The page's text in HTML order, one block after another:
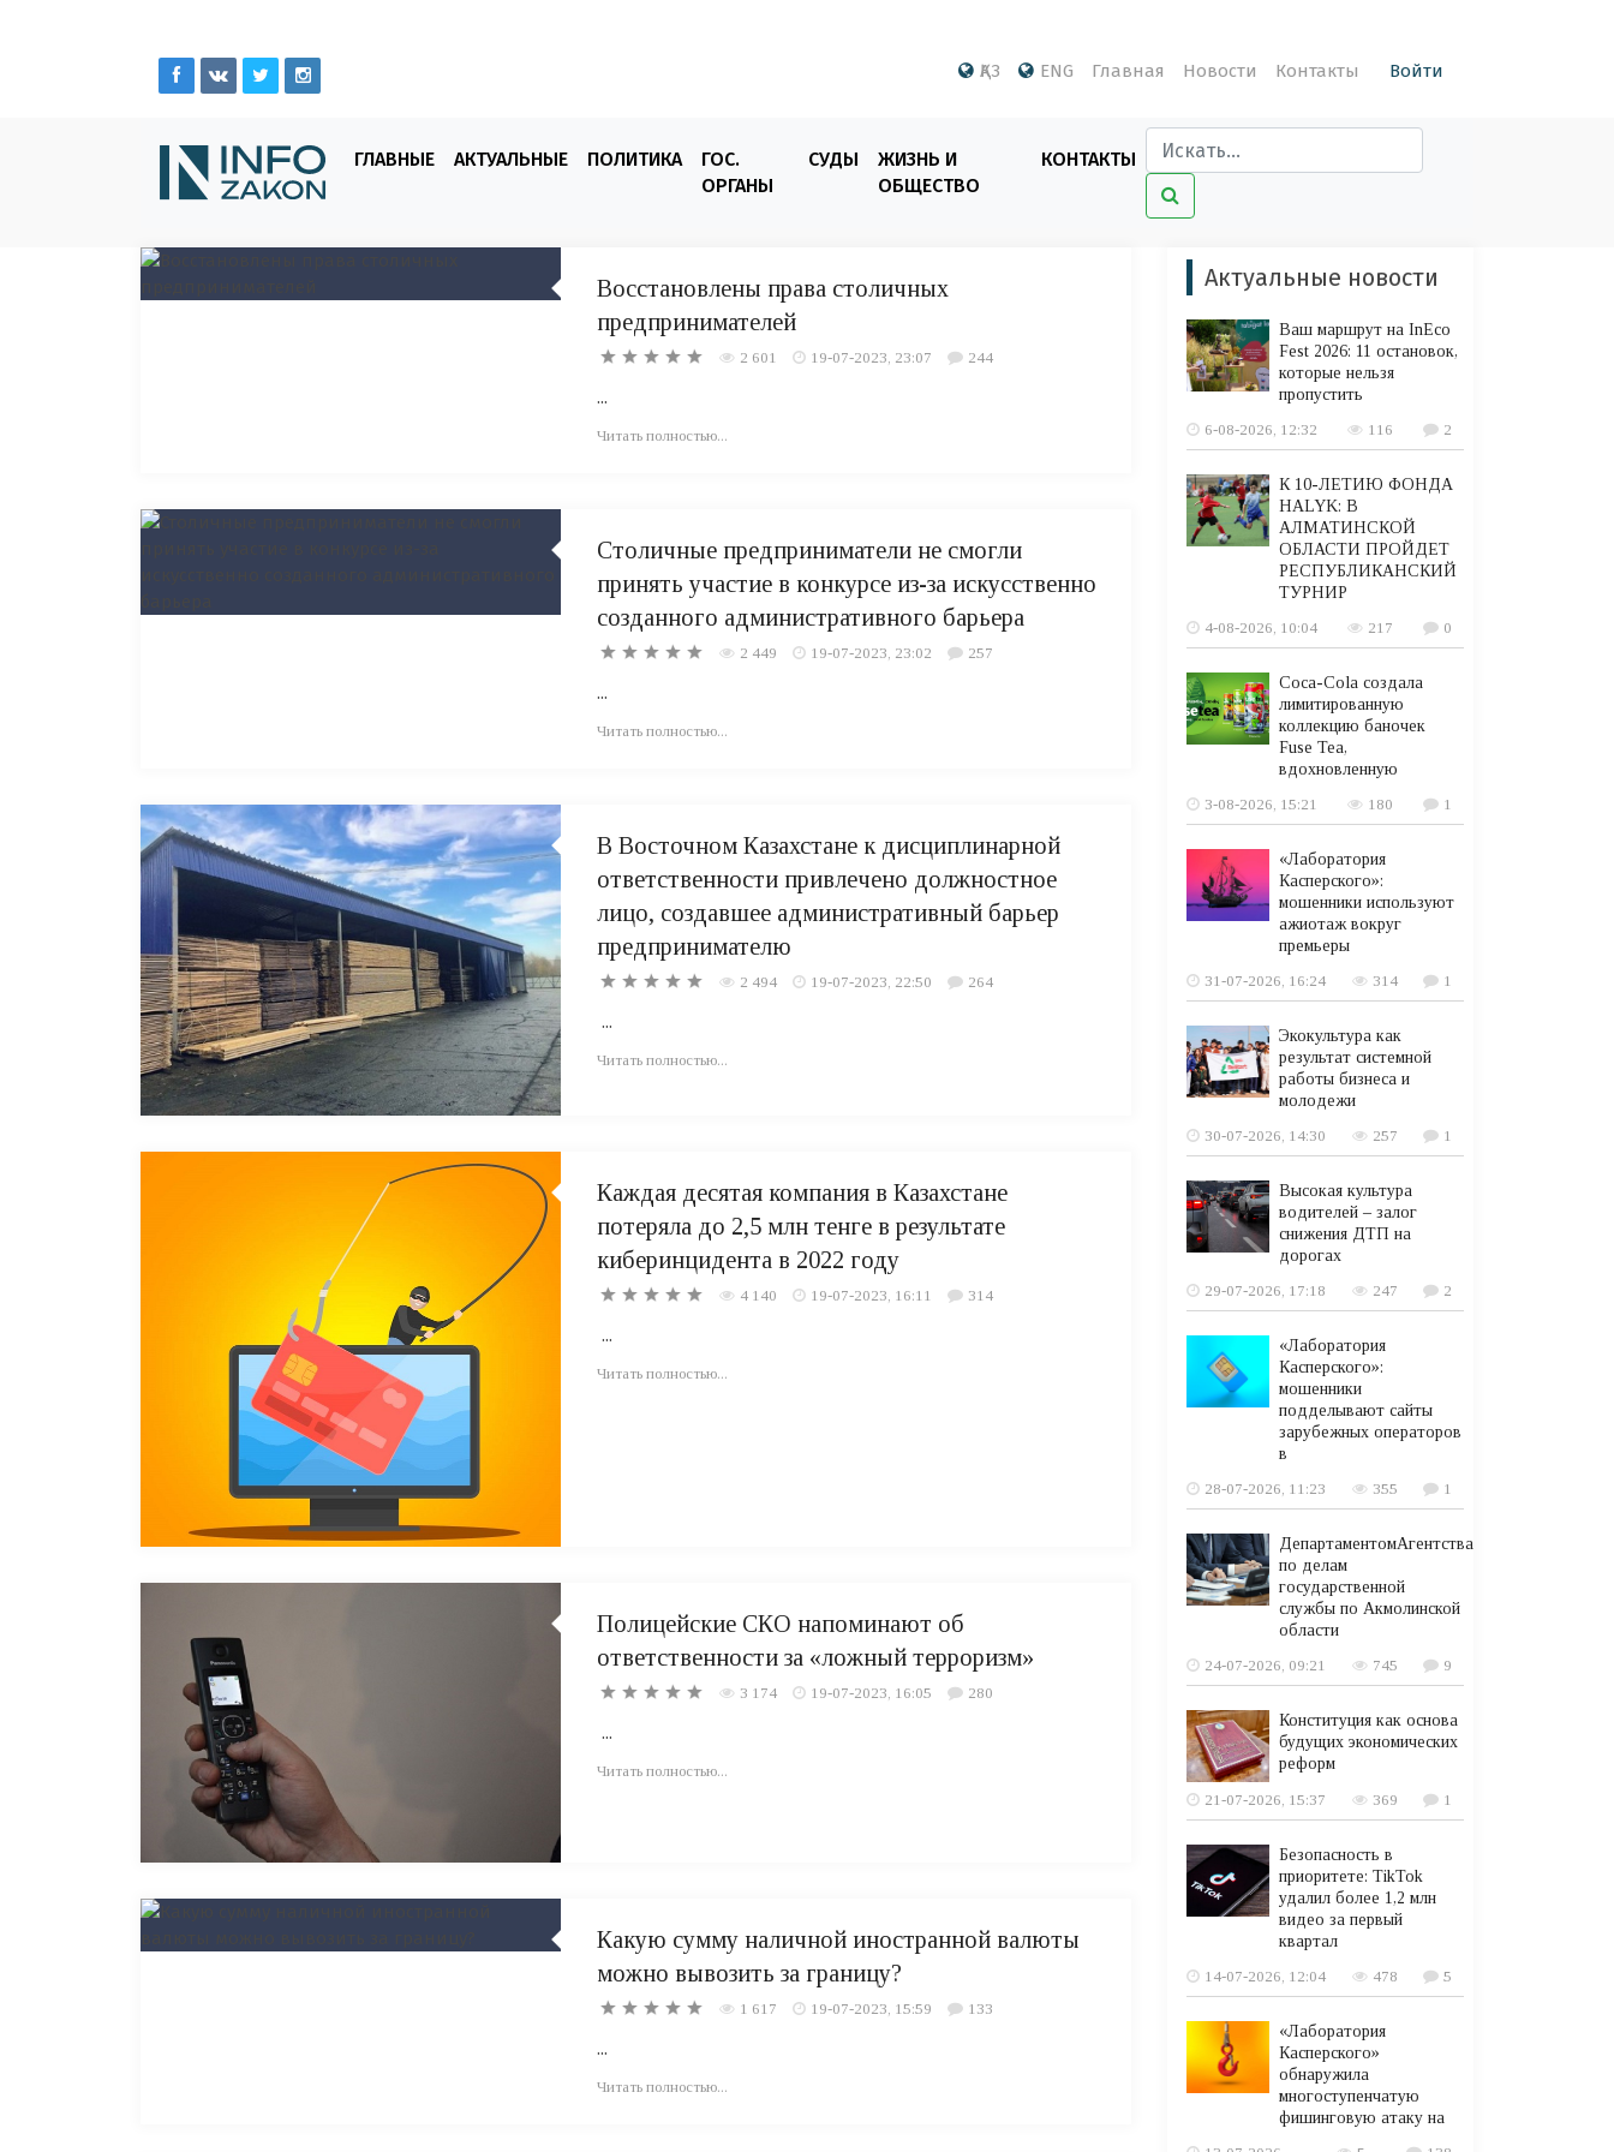
ҚАЗ ENG Главная Новости Контакты Войти
ГЛАВНЫЕ АКТУАЛЬНЫЕ ПОЛИТИКА
ГОС.
ОРГАНЫ
СУДЫ
ЖИЗНЬ И
ОБЩЕСТВО
КОНТАКТЫ
Восстановлены права столичных
предпринимателей
2 601 19-07-2023, 23:07 244
...
Читать полностью...
Столичные предприниматели не смогли
принять участие в конкурсе из-за искусственно
созданного административного барьера
2 449 19-07-2023, 23:02 257
...
Читать полностью...
В Восточном Казахстане к дисциплинарной
ответственности привлечено должностное
лицо, создавшее административный барьер
предпринимателю
2 494 19-07-2023, 22:50 264
...
Читать полностью...
Каждая десятая компания в Казахстане
потеряла до 2,5 млн тенге в результате
киберинцидента в 2022 году
4 140 19-07-2023, 16:11 314
...
Читать полностью...
Полицейские СКО напоминают об
ответственности за «ложный терроризм»
3 174 19-07-2023, 16:05 280
...
Читать полностью...
Какую сумму наличной иностранной валюты
можно вывозить за границу?
1 617 19-07-2023, 15:59 133
...
Читать полностью...
Актуальные новости
Ваш маршрут на InEco
Fest 2026: 11 остановок,
которые нельзя
пропустить
6-08-2026, 12:32
116 2
К 10-ЛЕТИЮ ФОНДА
HALYK: В
АЛМАТИНСКОЙ
ОБЛАСТИ ПРОЙДЕТ
РЕСПУБЛИКАНСКИЙ
ТУРНИР
4-08-2026, 10:04
217 0
Coca-Cola создала
лимитированную
коллекцию баночек
Fuse Tea,
вдохновленную
3-08-2026, 15:21
180 1
«Лаборатория
Касперского»:
мошенники используют
ажиотаж вокруг
премьеры
31-07-2026, 16:24
314 1
Экокультура как
результат системной
работы бизнеса и
молодежи
30-07-2026, 14:30
257 1
Высокая культура
водителей – залог
снижения ДТП на
дорогах
29-07-2026, 17:18
247 2
«Лаборатория
Касперского»:
мошенники
подделывают сайты
зарубежных операторов
в
28-07-2026, 11:23
355 1
ДепартаментомАгентства
по делам
государственной
службы по Акмолинской
области
24-07-2026, 09:21
745 9
Конституция как основа
будущих экономических
реформ
21-07-2026, 15:37
369 1
Безопасность в
приоритете: TikTok
удалил более 1,2 млн
видео за первый
квартал
14-07-2026, 12:04
478 5
«Лаборатория
Касперского»
обнаружила
многоступенчатую
фишинговую атаку на